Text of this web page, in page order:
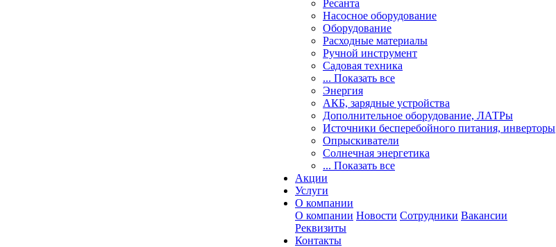
Ресанта
Насосное оборудование
Оборудование
Расходные материалы
Ручной инструмент
Садовая техника
... Показать все
Энергия
АКБ, зарядные устройства
Дополнительное оборудование, ЛАТРы
Источники бесперебойного питания, инверторы
Опрыскиватели
Солнечная энергетика
... Показать все
Акции
Услуги
О компании
О компании Новости Сотрудники Вакансии
Реквизиты
Контакты